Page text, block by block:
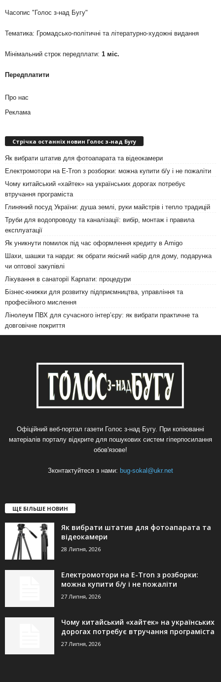
Часопис "Голос з-над Бугу"
Тематика: Громадсько-політичні та літературно-художні видання
Мінімальний строк передплати: 1 міс.
Передплатити
Про нас
Реклама
Стрічка останніх новин Голос з-над Бугу
Як вибрати штатив для фотоапарата та відеокамери
Електромотори на E-Tron з розборки: можна купити б/у і не пожаліти
Чому китайський «хайтек» на українських дорогах потребує
втручання програміста
Глиняний посуд України: душа землі, руки майстрів і тепло традицій
Труби для водопроводу та каналізації: вибір, монтаж і правила
експлуатації
Як уникнути помилок під час оформлення кредиту в Amigo
Шахи, шашки та нарди: як обрати якісний набір для дому, подарунка
чи оптової закупівлі
Лікування в санаторії Карпати: процедури
Бізнес-книжки для розвитку підприємництва, управління та
професійного мислення
Лінолеум ПВХ для сучасного інтер’єру: як вибрати практичне та
довговічне покриття
Офіційний веб-портал газети Голос з-над Бугу. При копіюванні
матеріалів порталу відкрите для пошукових систем гіперпосилання
обов'язове!
Зконтактуйтеся з нами: bug-sokal@ukr.net
ЩЕ БІЛЬШЕ НОВИН
Як вибрати штатив для фотоапарата та
відеокамери
28 Липня, 2026
Електромотори на E-Tron з розборки:
можна купити б/у і не пожаліти
27 Липня, 2026
Чому китайський «хайтек» на українських
дорогах потребує втручання програміста
27 Липня, 2026